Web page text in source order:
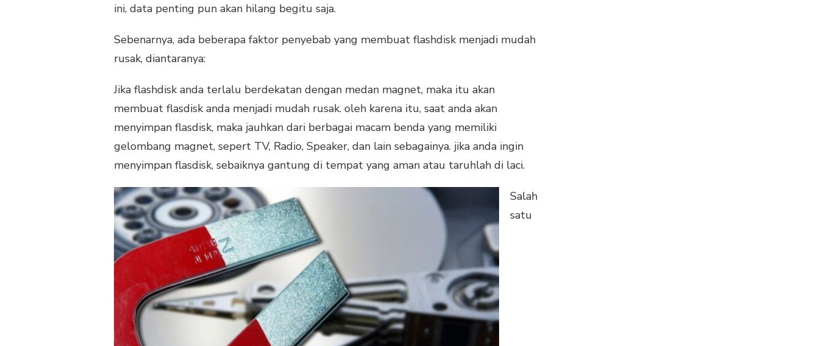
ini, data penting pun akan hilang begitu saja.
Sebenarnya, ada beberapa faktor penyebab yang membuat flashdisk menjadi mudah
rusak, diantaranya:
Jika flashdisk anda terlalu berdekatan dengan medan magnet, maka itu akan
membuat flasdisk anda menjadi mudah rusak. oleh karena itu, saat anda akan
menyimpan flasdisk, maka jauhkan dari berbagai macam benda yang memiliki
gelombang magnet, sepert TV, Radio, Speaker, dan lain sebagainya. jika anda ingin
menyimpan flasdisk, sebaiknya gantung di tempat yang aman atau taruhlah di laci.
Salah
satu